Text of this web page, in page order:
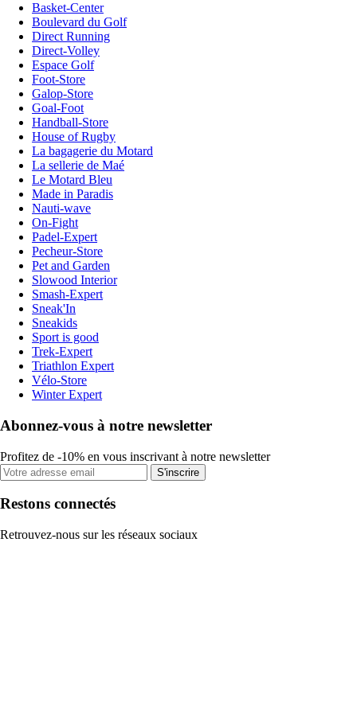
Basket-Center
Boulevard du Golf
Direct Running
Direct-Volley
Espace Golf
Foot-Store
Galop-Store
Goal-Foot
Handball-Store
House of Rugby
La bagagerie du Motard
La sellerie de Maé
Le Motard Bleu
Made in Paradis
Nauti-wave
On-Fight
Padel-Expert
Pecheur-Store
Pet and Garden
Slowood Interior
Smash-Expert
Sneak'In
Sneakids
Sport is good
Trek-Expert
Triathlon Expert
Vélo-Store
Winter Expert
Abonnez-vous à notre newsletter
Profitez de -10% en vous inscrivant à notre newsletter
S'inscrire
Restons connectés
Retrouvez-nous sur les réseaux sociaux